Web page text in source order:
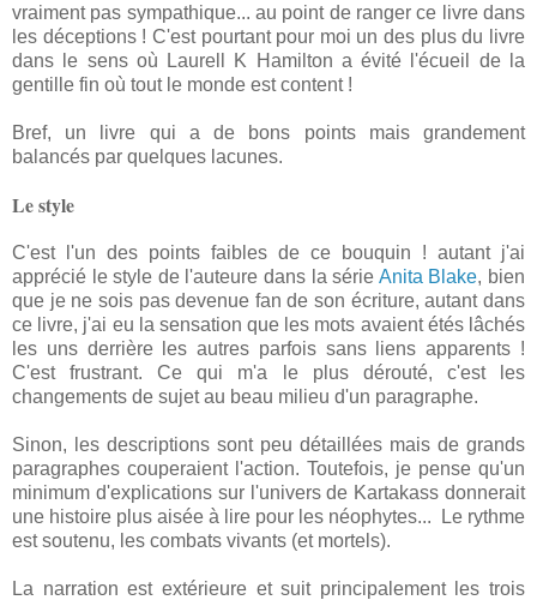
vraiment pas sympathique... au point de ranger ce livre dans
les déceptions ! C'est pourtant pour moi un des plus du livre
dans le sens où Laurell K Hamilton a évité l'écueil de la
gentille fin où tout le monde est content !
Bref, un livre qui a de bons points mais grandement
balancés par quelques lacunes.
Le style
C'est l'un des points faibles de ce bouquin ! autant j'ai
apprécié le style de l'auteure dans la série Anita Blake, bien
que je ne sois pas devenue fan de son écriture, autant dans
ce livre, j'ai eu la sensation que les mots avaient étés lâchés
les uns derrière les autres parfois sans liens apparents !
C'est frustrant. Ce qui m'a le plus dérouté, c'est les
changements de sujet au beau milieu d'un paragraphe.
Sinon, les descriptions sont peu détaillées mais de grands
paragraphes couperaient l'action. Toutefois, je pense qu'un
minimum d'explications sur l'univers de Kartakass donnerait
une histoire plus aisée à lire pour les néophytes... Le rythme
est soutenu, les combats vivants (et mortels).
La narration est extérieure et suit principalement les trois